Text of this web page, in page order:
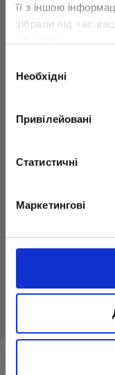
її з іншою
зібрали під час
згоди
Необхідні
Привілейовані
Статистичні
Маркетингові
ученикам не
получить важные
пригодятся в